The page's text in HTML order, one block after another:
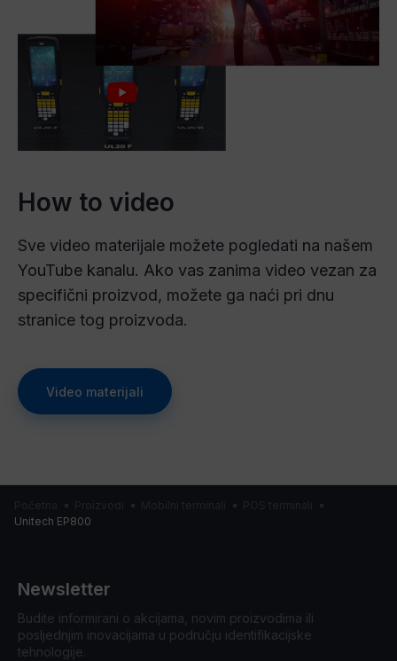
How to video
Sve video materijale možete pogledati na našem
YouTube kanalu. Ako vas zanima video vezan za
specifični proizvod, možete ga naći pri dnu
stranice tog proizvoda.
Video materijali
Unitech EP800
Newsletter
Budite informirani o akcijama, novim proizvodima ili
posljednjim inovacijama u području identifikacijske
tehnologije.